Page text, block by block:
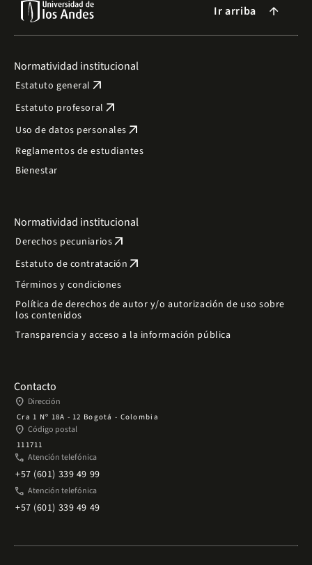
Ir arriba arrow_forward
Normatividad institucional
Estatuto general arrow_outward
Estatuto profesoral arrow_outward
Uso de datos personales arrow_outward
Reglamentos de estudiantes
Bienestar
Normatividad institucional
Derechos pecuniariosarrow_outward
Estatuto de contratación arrow_outward
Términos y condiciones
Política de derechos de autor y/o autorización de uso sobre
los contenidos
Transparencia y acceso a la información pública
Contacto
place Dirección
Cra 1 Nº 18A - 12 Bogotá - Colombia
place Código postal
111711
phone Atención telefónica
+57 (601) 339 49 99
phone Atención telefónica
+57 (601) 339 49 49